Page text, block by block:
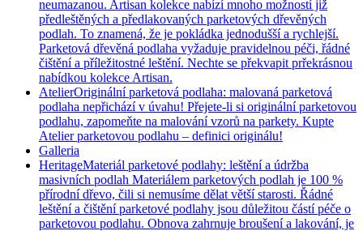
neumazanou. Artisan kolekce nabízí mnoho možností již
předleštěných a předlakovaných parketových dřevěných
podlah. To znamená, že je pokládka jednodušší a rychlejší.
Parketová dřevěná podlaha vyžaduje pravidelnou péči, řádné
čištění a příležitostné leštění. Nechte se překvapit prřekrásnou
nabídkou kolekce Artisan.
AtelierOriginální parketová podlaha: malovaná parketová
podlaha nepřichází v úvahu! Přejete-li si originální parketovou
podlahu, zapomeňte na malování vzorů na parkety. Kupte
Atelier parketovou podlahu – definici originálu!
Galleria
HeritageMateriál parketové podlahy: leštění a údržba
masivních podlah Materiálem parketových podlah je 100 %
přírodní dřevo, čili si nemusíme dělat větší starosti. Řádné
leštění a čištění parketové podlahy jsou důležitou částí péče o
parketovou podlahu. Obnova zahrnuje broušení a lakování, je